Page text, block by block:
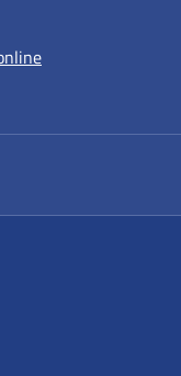
in una nuova scheda